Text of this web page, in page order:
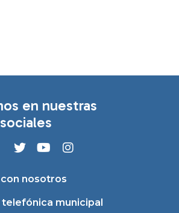
en nuestras
nosotros
municipal